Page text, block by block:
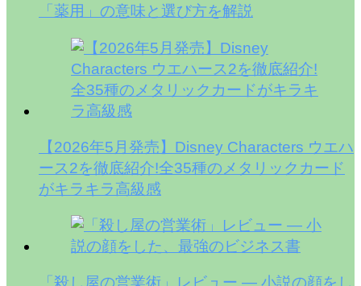
「薬用」の意味と選び方を解説
【2026年5月発売】Disney Characters ウエハ
ース2を徹底紹介!全35種のメタリックカード
がキラキラ高級感
「殺し屋の営業術」レビュー — 小説の顔をし